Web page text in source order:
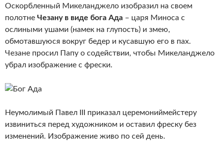
Оскорбленный Микеланджело изобразил на своем
полотне Чезану в виде бога Ада – царя Миноса с
ослиными ушами (намек на глупость) и змею,
обмотавшуюся вокруг бедер и кусавшую его в пах.
Чезане просил Папу о содействии, чтобы Микеланджело
убрал изображение с фрески.
Неумолимый Павел III приказал церемониймейстеру
извиниться перед художником и оставил фреску без
изменений. Изображение живо по сей день.